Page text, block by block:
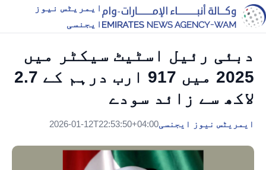
ایمریٹس نیوز
ایجنسی
دبئی رئیل اسٹیٹ سیکٹر میں
2025 میں 917 ارب درہم کے 2.7
لاکھ سے زائد سودے
ایمریٹس نیوز ایجنسی2026-01-12T22:53:50+04:00